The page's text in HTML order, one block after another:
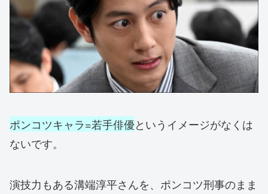
ポンコツキャラ=若手俳優というイメージがなくは
ないです。
演技力もある溝端淳平さんを、ポンコツ刑事のまま